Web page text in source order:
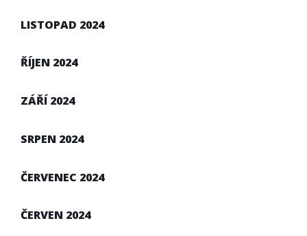
LISTOPAD 2024
ŘÍJEN 2024
ZÁŘÍ 2024
SRPEN 2024
ČERVENEC 2024
ČERVEN 2024